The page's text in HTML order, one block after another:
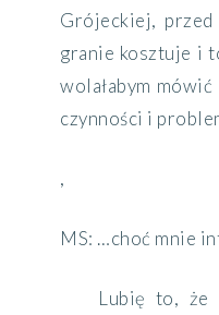
Grójeckiej, przed
granie kosztuje i
wolałabym
czynności i
,
MS: …choć mnie
Lubię to, że